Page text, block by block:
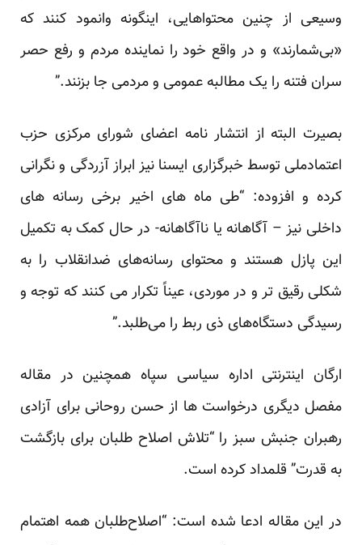
وسیعی از چنین محتواهایی، اینگونه وانمود کنند که
«بی‌شمارند» و در واقع خود را نماینده مردم و رفع حصر
سران فتنه را یک مطالبه عمومی و مردمی جا بزنند.”
بصیرت البته از انتشار نامه اعضای شورای مرکزی حزب
اعتمادملی توسط خبرگزاری ایسنا نیز ابراز آزردگی و نگرانی
کرده و افزوده: “طی ماه های اخیر برخی رسانه های
داخلی نیز – آگاهانه یا ناآگاهانه- در حال کمک به تکمیل
این پازل هستند و محتوای رسانه‌های ضدانقلاب را به
شکلی رقیق تر و در موردی، عیناً تکرار می کنند که توجه و
رسیدگی دستگاه‌های ذی ربط را می‌طلبد.”
ارگان اینترنتی اداره سیاسی سپاه همچنین در مقاله
مفصل دیگری درخواست ها از حسن روحانی برای آزادی
رهبران جنبش سبز را “تلاش اصلاح طلبان برای بازگشت
به قدرت” قلمداد کرده است.
در این مقاله ادعا شده است: “اصلاح‌طلبان همه اهتمام